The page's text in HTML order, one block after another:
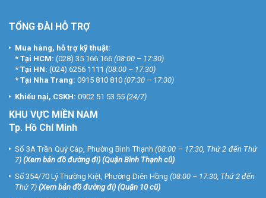
TỔNG ĐÀI HỖ TRỢ
Mua hàng, hỗ trợ kỹ thuật:
* Tại HCM: (028) 35 166 166 (08:00 – 17:30)
* Tại HN: (024) 6256 1111 (08:00 – 17:30)
* Tại Nha Trang: 0915 810 810 (07:30 – 17:30)
Khiếu nại, CSKH: 0902 51 53 55 (24/7)
KHU VỰC MIỀN NAM
Tp. Hồ Chí Minh
Số 3A Trần Quý Cáp, Phường Bình Thạnh (08:00 – 17:30, Thứ 2 đến Thứ
7) (Xem bản đồ đường đi) (Quận Bình Thạnh cũ)
Số 354/70 Lý Thường Kiệt, Phường Diên Hồng (08:00 – 17:30, Thứ 2 đến
Thứ 7) (Xem bản đồ đường đi) (Quận 10 cũ)